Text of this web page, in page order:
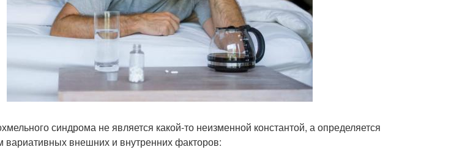
синдрома не является какой-то неизменной константой, а определяется
вариативных внешних и внутренних факторов: